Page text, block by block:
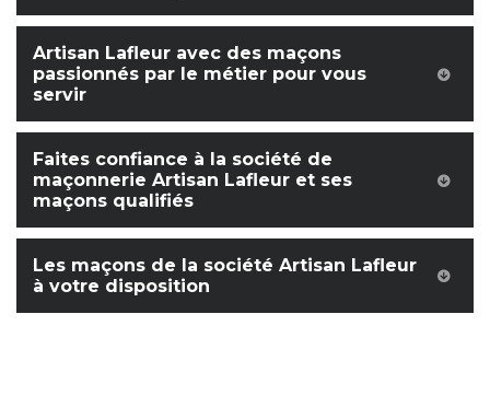
Artisan Lafleur avec des maçons
passionnés par le métier pour vous
servir
Faites confiance à la société de
maçonnerie Artisan Lafleur et ses
maçons qualifiés
Les maçons de la société Artisan Lafleur
à votre disposition